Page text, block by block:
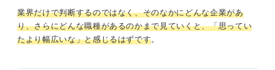
業界だけで判断するのではなく、そのなかにどんな企業があ
り、さらにどんな職種があるのかまで見ていくと、「思ってい
たより幅広いな」と感じるはずです。